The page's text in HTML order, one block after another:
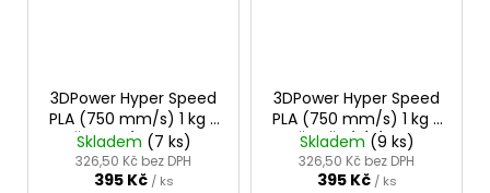
3DPower Hyper Speed
PLA (750 mm/s) 1 kg -
ČERVENÝ PLAMEN
(FLAME RED)
Skladem (7 ks)
326,50 Kč bez DPH
395 Kč / ks
3DPower Hyper Speed
PLA (750 mm/s) 1 kg -
ČISTĚ BÍLÁ (PURE
WHITE)
Skladem (9 ks)
326,50 Kč bez DPH
395 Kč / ks